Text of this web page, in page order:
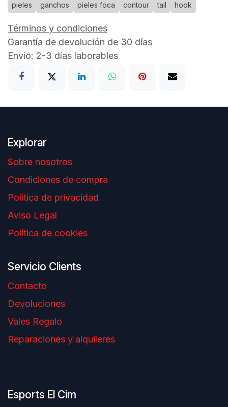
pieles ganchos pieles foca contour tail hook
Términos y condiciones
Garantía de devolución de 30 días
Envío: 2-3 días laborables
Explorar
Sobre nosotros
Condiciones de compra
Política de privacidad
Aviso Legal
Política de cookies
Servicio Clients
Contacto
Devoluciones
Vales Regalo
Reparaciones y alquileres
Esports El Cim